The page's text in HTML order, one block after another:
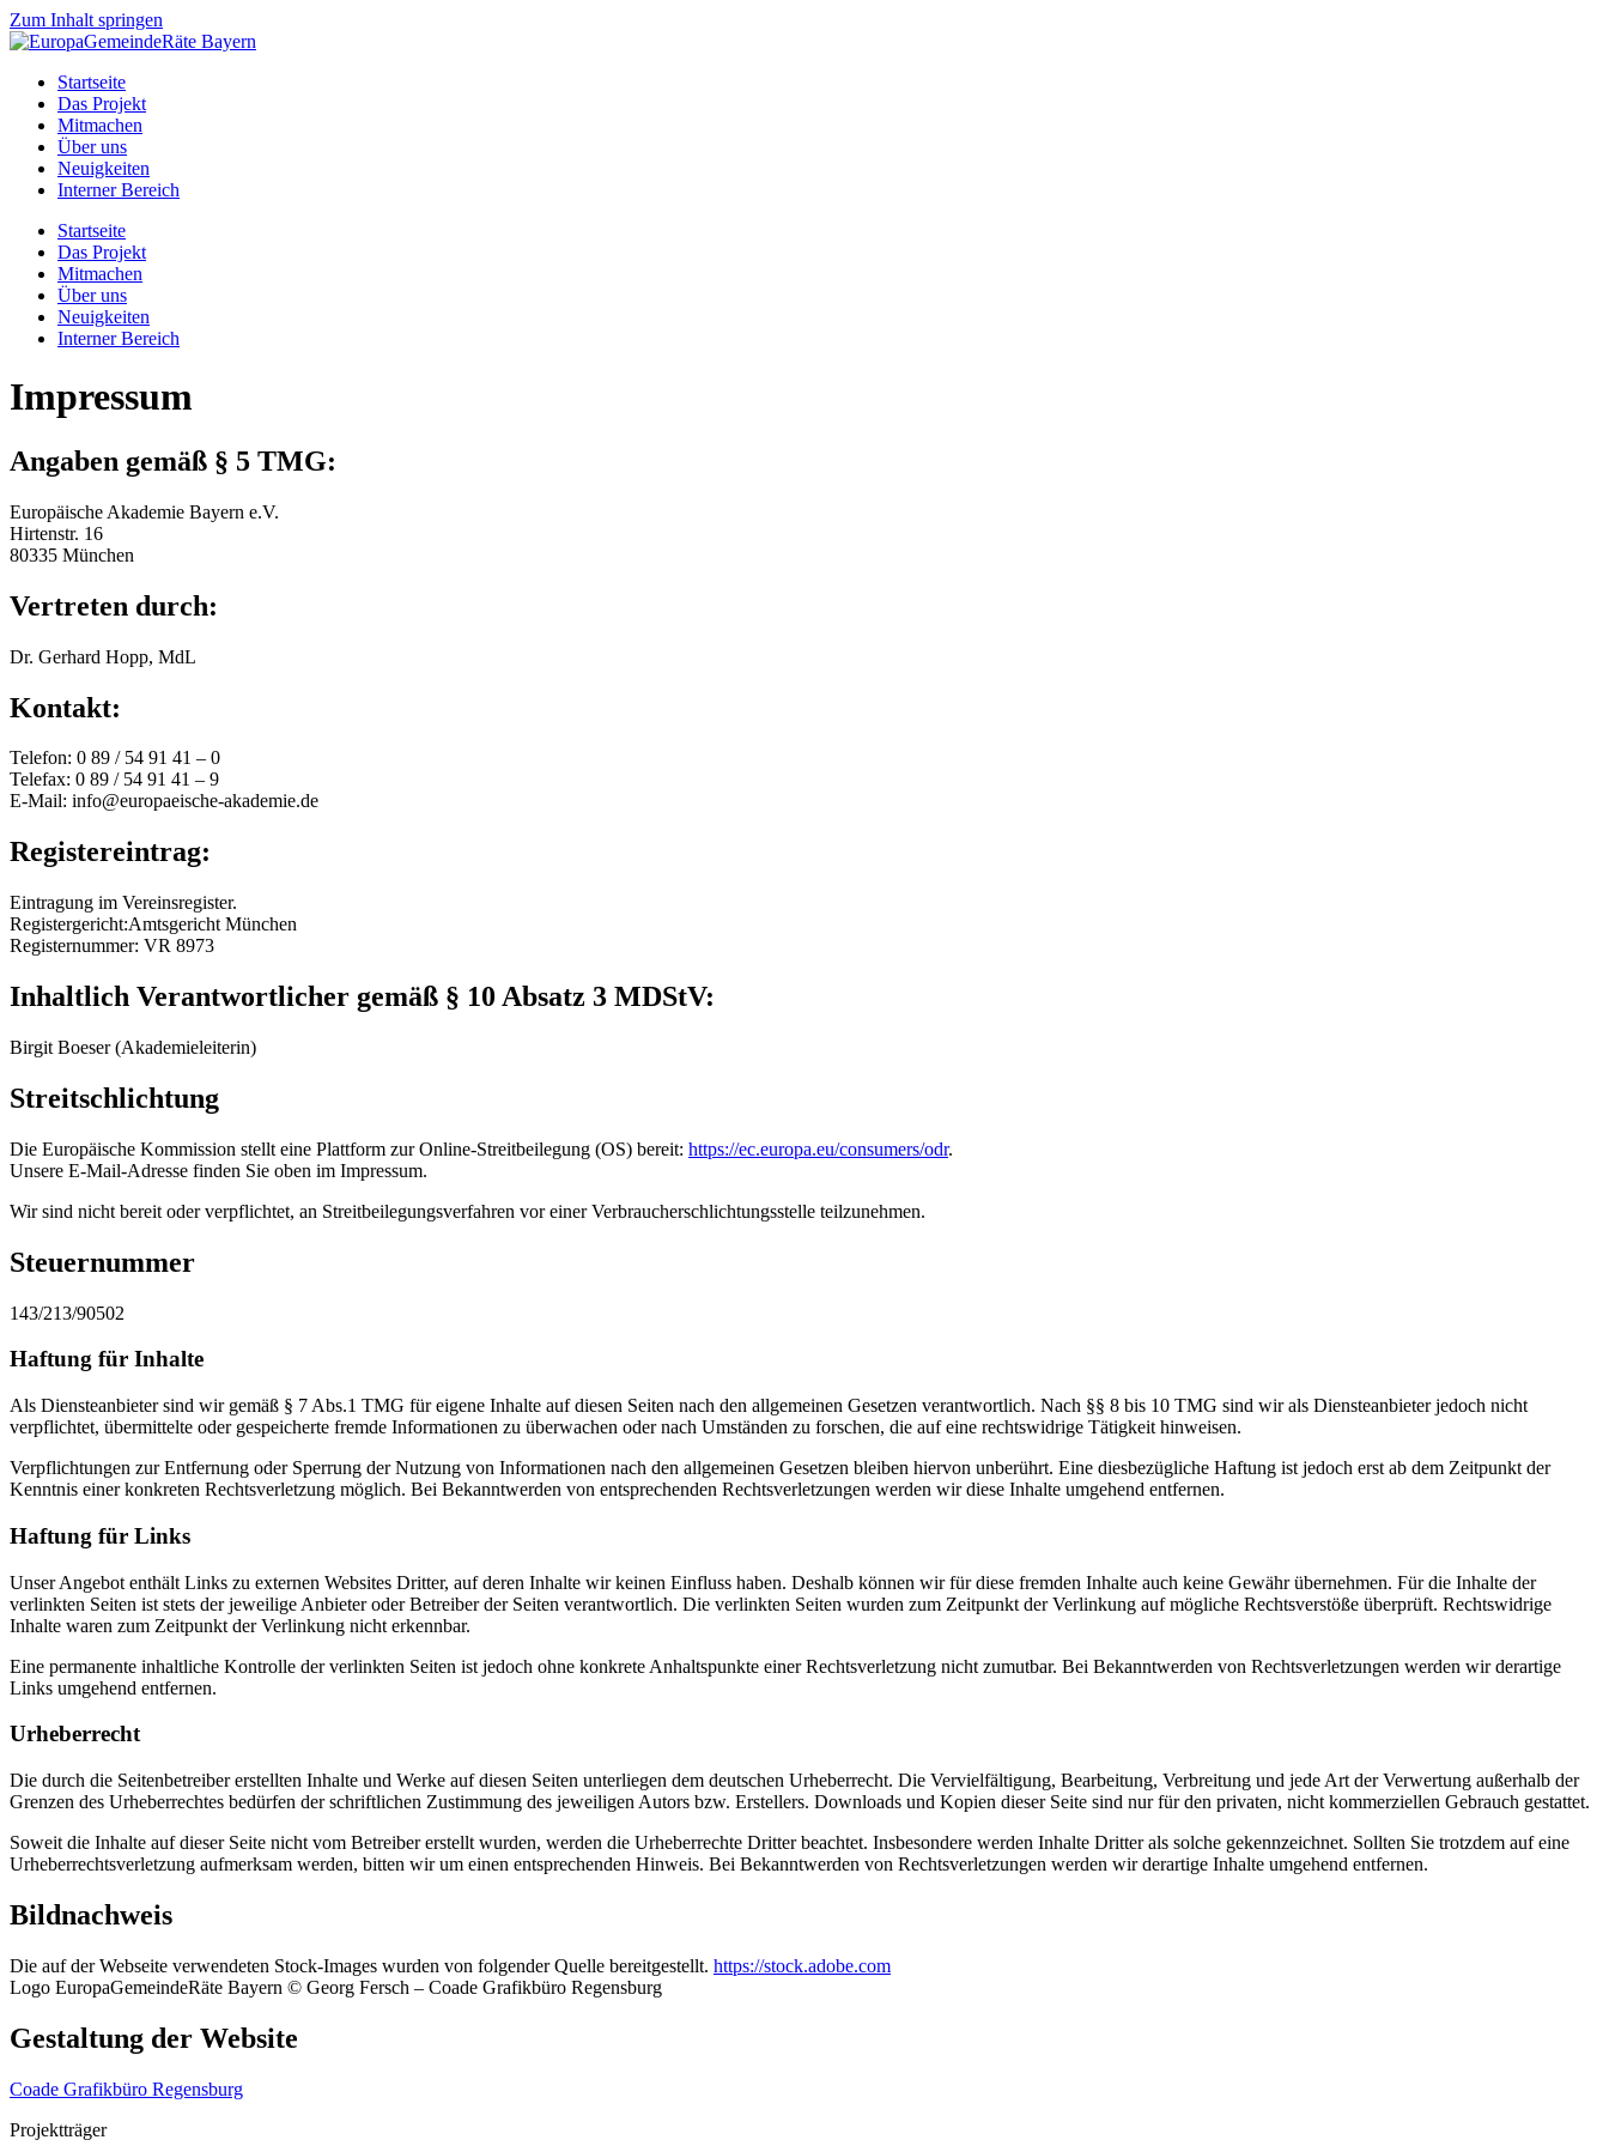
Zum Inhalt springen
Startseite
Das Projekt
Mitmachen
Über uns
Neuigkeiten
Interner Bereich
Startseite
Das Projekt
Mitmachen
Über uns
Neuigkeiten
Interner Bereich
Impressum
Angaben gemäß § 5 TMG:
Europäische Akademie Bayern e.V.
Hirtenstr. 16
80335 München
Vertreten durch:
Dr. Gerhard Hopp, MdL
Kontakt:
Telefon: 0 89 / 54 91 41 – 0
Telefax: 0 89 / 54 91 41 – 9
E-Mail: info@europaeische-akademie.de
Registereintrag:
Eintragung im Vereinsregister.
Registergericht:Amtsgericht München
Registernummer: VR 8973
Inhaltlich Verantwortlicher gemäß § 10 Absatz 3 MDStV:
Birgit Boeser (Akademieleiterin)
Streitschlichtung
Die Europäische Kommission stellt eine Plattform zur Online-Streitbeilegung (OS) bereit: https://ec.europa.eu/consumers/odr.
Unsere E-Mail-Adresse finden Sie oben im Impressum.
Wir sind nicht bereit oder verpflichtet, an Streitbeilegungsverfahren vor einer Verbraucherschlichtungsstelle teilzunehmen.
Steuernummer
143/213/90502
Haftung für Inhalte
Als Diensteanbieter sind wir gemäß § 7 Abs.1 TMG für eigene Inhalte auf diesen Seiten nach den allgemeinen Gesetzen verantwortlich. Nach §§ 8 bis 10 TMG sind wir als Diensteanbieter jedoch nicht
verpflichtet, übermittelte oder gespeicherte fremde Informationen zu überwachen oder nach Umständen zu forschen, die auf eine rechtswidrige Tätigkeit hinweisen.
Verpflichtungen zur Entfernung oder Sperrung der Nutzung von Informationen nach den allgemeinen Gesetzen bleiben hiervon unberührt. Eine diesbezügliche Haftung ist jedoch erst ab dem Zeitpunkt der
Kenntnis einer konkreten Rechtsverletzung möglich. Bei Bekanntwerden von entsprechenden Rechtsverletzungen werden wir diese Inhalte umgehend entfernen.
Haftung für Links
Unser Angebot enthält Links zu externen Websites Dritter, auf deren Inhalte wir keinen Einfluss haben. Deshalb können wir für diese fremden Inhalte auch keine Gewähr übernehmen. Für die Inhalte der
verlinkten Seiten ist stets der jeweilige Anbieter oder Betreiber der Seiten verantwortlich. Die verlinkten Seiten wurden zum Zeitpunkt der Verlinkung auf mögliche Rechtsverstöße überprüft. Rechtswidrige
Inhalte waren zum Zeitpunkt der Verlinkung nicht erkennbar.
Eine permanente inhaltliche Kontrolle der verlinkten Seiten ist jedoch ohne konkrete Anhaltspunkte einer Rechtsverletzung nicht zumutbar. Bei Bekanntwerden von Rechtsverletzungen werden wir derartige
Links umgehend entfernen.
Urheberrecht
Die durch die Seitenbetreiber erstellten Inhalte und Werke auf diesen Seiten unterliegen dem deutschen Urheberrecht. Die Vervielfältigung, Bearbeitung, Verbreitung und jede Art der Verwertung außerhalb der
Grenzen des Urheberrechtes bedürfen der schriftlichen Zustimmung des jeweiligen Autors bzw. Erstellers. Downloads und Kopien dieser Seite sind nur für den privaten, nicht kommerziellen Gebrauch gestattet.
Soweit die Inhalte auf dieser Seite nicht vom Betreiber erstellt wurden, werden die Urheberrechte Dritter beachtet. Insbesondere werden Inhalte Dritter als solche gekennzeichnet. Sollten Sie trotzdem auf eine
Urheberrechtsverletzung aufmerksam werden, bitten wir um einen entsprechenden Hinweis. Bei Bekanntwerden von Rechtsverletzungen werden wir derartige Inhalte umgehend entfernen.
Bildnachweis
Die auf der Webseite verwendeten Stock-Images wurden von folgender Quelle bereitgestellt. https://stock.adobe.com
Logo EuropaGemeindeRäte Bayern © Georg Fersch – Coade Grafikbüro Regensburg
Gestaltung der Website
Coade Grafikbüro Regensburg
Projektträger